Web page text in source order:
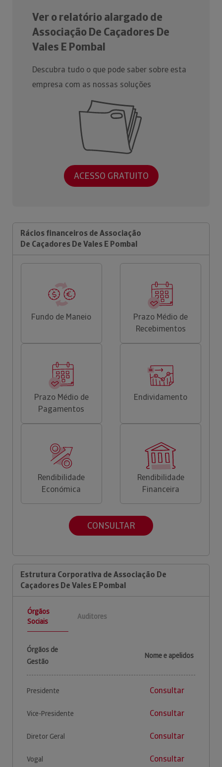
Ver o relatório alargado de
Associação De Caçadores De
Vales E Pombal
Descubra tudo o que pode saber sobre esta
empresa com as nossas soluções
ACESSO GRATUITO
Rácios financeiros de Associação
De Caçadores De Vales E Pombal
Fundo de Maneio
Prazo Médio de
Recebimentos
Prazo Médio de
Pagamentos
Endividamento
Rendibilidade
Económica
Rendibilidade
Financeira
CONSULTAR
Estrutura Corporativa de Associação De
Caçadores De Vales E Pombal
Órgãos
Sociais
Auditores
Órgãos de
Gestão
Nome e apelidos
Presidente Consultar
Vice-Presidente Consultar
Diretor Geral Consultar
Vogal Consultar